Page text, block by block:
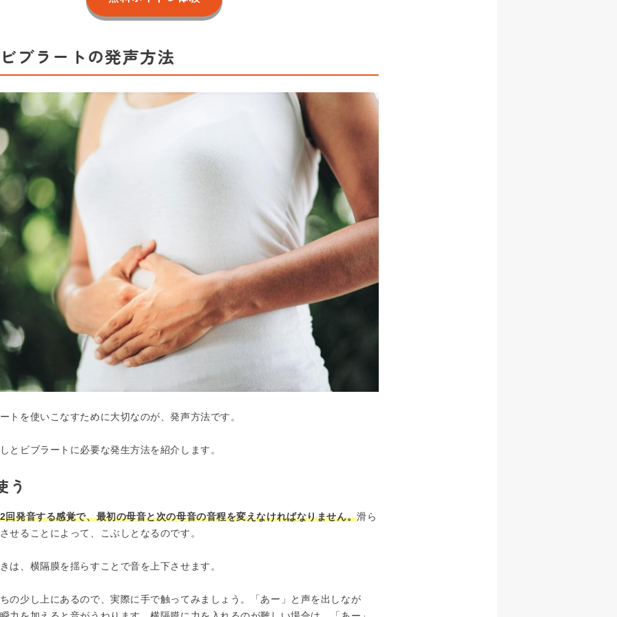
ブラートの発声方法
トを使いこなすために大切なのが、発声方法です。
とビブラートに必要な発生方法を紹介します。
う
回発音する感覚で、最初の母音と次の母音の音程を変えなければなりません。滑ら
せることによって、こぶしとなるのです。
は、横隔膜を揺らすことで音を上下させます。
の少し上にあるので、実際に手で触ってみましょう。「あー」と声を出しなが